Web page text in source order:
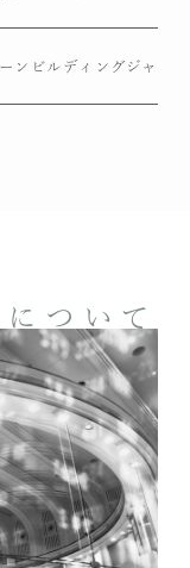
ンビルディングジャ
について